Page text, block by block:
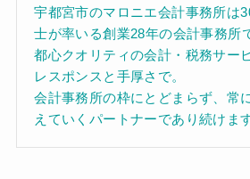
宇都宮市のマロニエ会計事務所は
士が率いる創業28年の会計事務所
都心クオリティの会計・税務サー
レスポンスと手厚さで。
会計事務所の枠にとどまらず、常
えていくパートナーであり続けます